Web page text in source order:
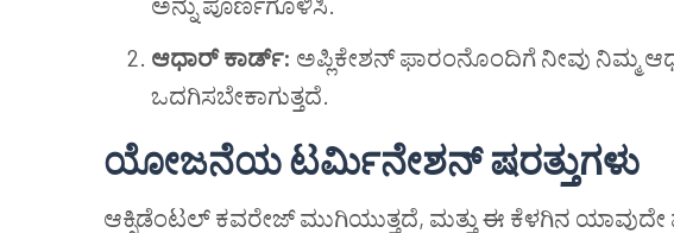
ಆಧಾರ್ ಕಾರ್ಡ್: ಅಪ್ಲಿಕೇಶನ್ ಫಾರಂನೊಂದಿಗೆ ನೀವು ನಿಮ್ಮ
ಒದಗಿಸಬೇಕಾಗುತ್ತದೆ.
ಯೋಜನೆಯ ಟರ್ಮಿನೇಶನ್ ಷರತ್ತುಗಳು
ಆಕ್ಸಿಡೆಂಟಲ್ ಕವರೇಜ್ ಮುಗಿಯುತ್ತದೆ, ಮತ್ತು ಈ ಕೆಳಗಿನ ಯಾವುದೇ